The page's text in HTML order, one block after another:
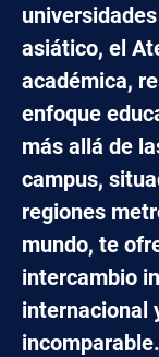
asiático, el
académica,
enfoque
más allá de
campus,
regiones
mundo, te
intercambio
internacional